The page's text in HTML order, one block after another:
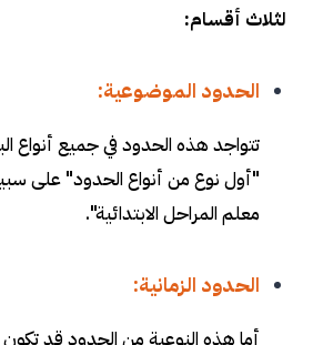
لثلاث أقسام:
الحدود الموضوعية:
تتواجد هذه الحدود في جميع أنواع
"أول نوع من أنواع الحدود" على
معلم المراحل الابتدائية".
الحدود الزمانية:
أما هذه النوعية من الحدود قد